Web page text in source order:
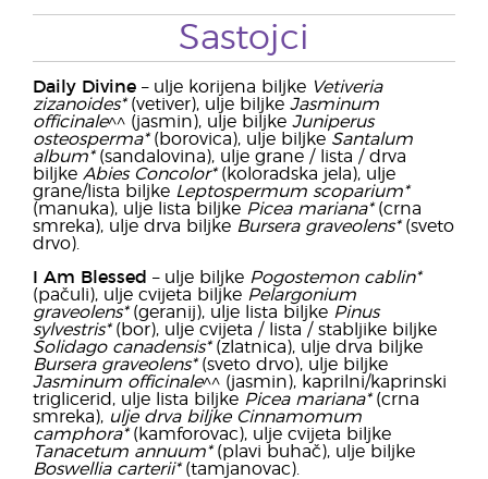
Sastojci
Daily Divine – ulje korijena biljke Vetiveria
zizanoides*(vetiver), ulje biljke Jasminum
officinale^^ (jasmin), ulje biljke Juniperus
osteosperma*(borovica), ulje biljke Santalum
album*(sandalovina), ulje grane / lista / drva
biljke Abies Concolor*(koloradska jela), ulje
grane/lista biljke Leptospermum scoparium*
(manuka), ulje lista biljke Picea mariana*(crna
smreka), ulje drva biljke Bursera graveolens*(sveto
drvo).
I Am Blessed – ulje biljke Pogostemon cablin*
(pačuli), ulje cvijeta biljke Pelargonium
graveolens*(geranij), ulje lista biljke Pinus
sylvestris*(bor), ulje cvijeta / lista / stabljike biljke
Solidago canadensis*(zlatnica), ulje drva biljke
Bursera graveolens*(sveto drvo), ulje biljke
Jasminum officinale^^ (jasmin), kaprilni/kaprinski
triglicerid, ulje lista biljke Picea mariana*(crna
smreka), ulje drva biljke Cinnamomum
camphora*(kamforovac), ulje cvijeta biljke
Tanacetum annuum*(plavi buhač), ulje biljke
Boswellia carterii*(tamjanovac).